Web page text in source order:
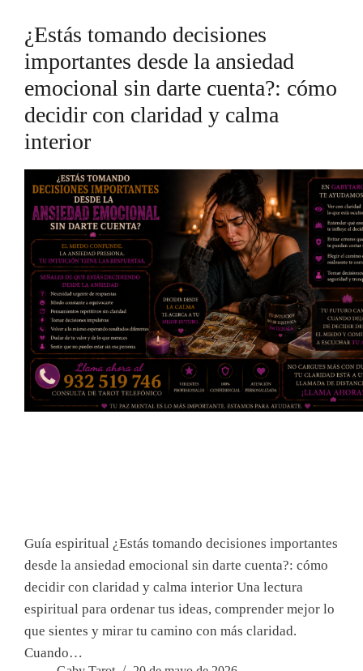
¿Estás tomando decisiones
importantes desde la ansiedad
emocional sin darte cuenta?: cómo
decidir con claridad y calma
interior
Guía espiritual ¿Estás tomando decisiones importantes
desde la ansiedad emocional sin darte cuenta?: cómo
decidir con claridad y calma interior Una lectura
espiritual para ordenar tus ideas, comprender mejor lo
que sientes y mirar tu camino con más claridad.
Cuando…